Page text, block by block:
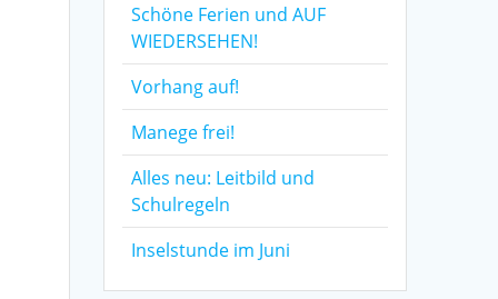
Schöne Ferien und AUF
WIEDERSEHEN!
Vorhang auf!
Manege frei!
Alles neu: Leitbild und
Schulregeln
Inselstunde im Juni